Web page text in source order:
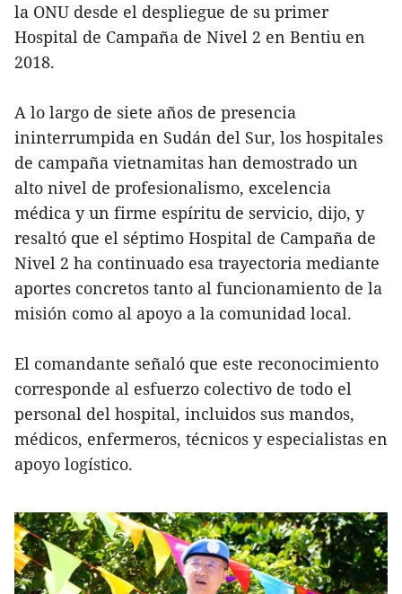
la ONU desde el despliegue de su primer
Hospital de Campaña de Nivel 2 en Bentiu en
2018.
A lo largo de siete años de presencia
ininterrumpida en Sudán del Sur, los hospitales
de campaña vietnamitas han demostrado un
alto nivel de profesionalismo, excelencia
médica y un firme espíritu de servicio, dijo, y
resaltó que el séptimo Hospital de Campaña de
Nivel 2 ha continuado esa trayectoria mediante
aportes concretos tanto al funcionamiento de la
misión como al apoyo a la comunidad local.
El comandante señaló que este reconocimiento
corresponde al esfuerzo colectivo de todo el
personal del hospital, incluidos sus mandos,
médicos, enfermeros, técnicos y especialistas en
apoyo logístico.